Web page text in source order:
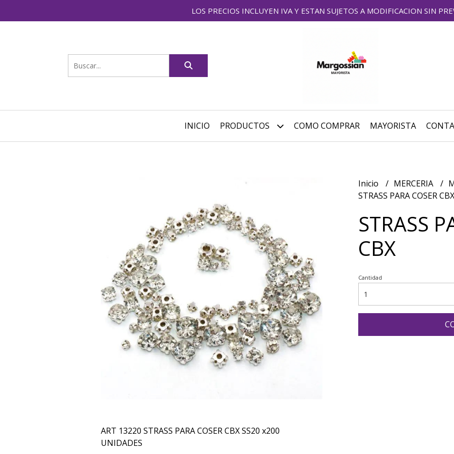
LOS PRECIOS INCLUYEN IVA Y ESTAN SUJETOS A MODIFICACION SIN
INICIO PRODUCTOS COMO COMPRAR MAYORISTA
ART 13220 STRASS PARA COSER CBX SS20 x200
UNIDADES
Inicio MERCERIA
STRASS PARA COSER CBX
STRASS
CBX
Cantidad